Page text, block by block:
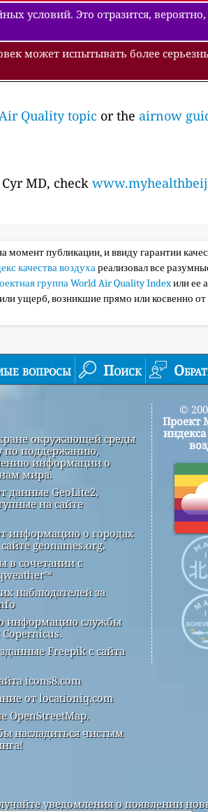
условий. Это отразится,
может испытывать более
Quality topic or the airnow
MD, check
момент публикации, и ввиду гарантии
качества воздухареализовал все
группа World Air Quality Indexили ее
ущерб, возникшие прямо или косвенно от
вопросы Поиск
окружающей среды
по поддержанию,
информации о
мира.
данные GeoLite2,
на сайте
информацию о городах
geonames.org.
в сочетании с
наблюдателей за
информацию службы
Freepik с сайта
icons8.com
от locationiq.com
OpenStreetMap.
насладиться чистым
©
Проект
уведомления о появлении